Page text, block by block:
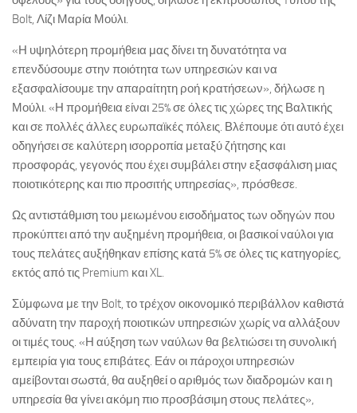
Bolt, Λίζι Μαρία Μούλι.
«Η υψηλότερη προμήθεια μας δίνει τη δυνατότητα να
επενδύσουμε στην ποιότητα των υπηρεσιών και να
εξασφαλίσουμε την απαραίτητη ροή κρατήσεων», δήλωσε η
Μούλι. «Η προμήθεια είναι 25% σε όλες τις χώρες της Βαλτικής
και σε πολλές άλλες ευρωπαϊκές πόλεις. Βλέπουμε ότι αυτό έχει
οδηγήσει σε καλύτερη ισορροπία μεταξύ ζήτησης και
προσφοράς, γεγονός που έχει συμβάλει στην εξασφάλιση μιας
ποιοτικότερης και πιο προσιτής υπηρεσίας», πρόσθεσε.
Ως αντιστάθμιση του μειωμένου εισοδήματος των οδηγών που
προκύπτει από την αυξημένη προμήθεια, οι βασικοί ναύλοι για
τους πελάτες αυξήθηκαν επίσης κατά 5% σε όλες τις κατηγορίες,
εκτός από τις Premium και XL.
Σύμφωνα με την Bolt, το τρέχον οικονομικό περιβάλλον καθιστά
αδύνατη την παροχή ποιοτικών υπηρεσιών χωρίς να αλλάξουν
οι τιμές τους. «Η αύξηση των ναύλων θα βελτιώσει τη συνολική
εμπειρία για τους επιβάτες. Εάν οι πάροχοι υπηρεσιών
αμείβονται σωστά, θα αυξηθεί ο αριθμός των διαδρομών και η
υπηρεσία θα γίνει ακόμη πιο προσβάσιμη στους πελάτες»,